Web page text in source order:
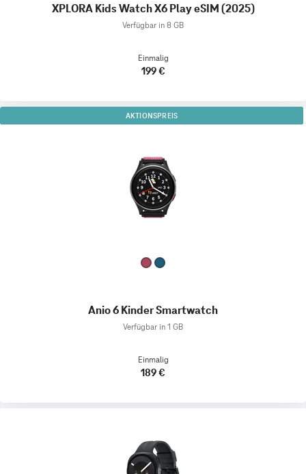
XPLORA Kids Watch X6 Play eSIM (2025)
Verfügbar in 8 GB
Einmalig
199 €
AKTIONSPREIS
Anio 6 Kinder Smartwatch
Verfügbar in 1 GB
Einmalig
189 €